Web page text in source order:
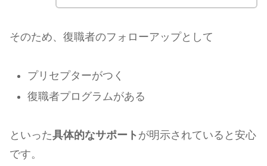
そのため、復職者のフォローアップとして
プリセプターがつく
復職者プログラムがある
といった具体的なサポート が明示されていると安心
です。